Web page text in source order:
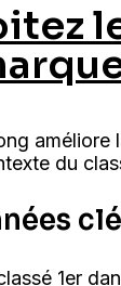
améliore
du
1er